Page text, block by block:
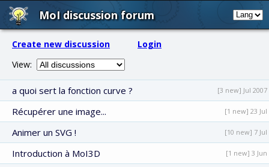
MoI discussion forum
Create new discussion
Login
View:
a quoi sert la fonction curve ? [3 new] Jul 2007
Récupérer une image... [1 new] 23 Jul
Animer un SVG ! [10 new] 7 Jul
Introduction à MoI3D [1 new] 3 Jun